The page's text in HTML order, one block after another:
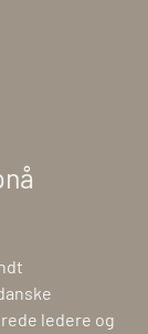
ledere og